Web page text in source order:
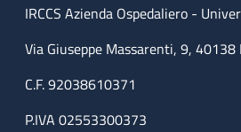
IRCCS Azienda Ospedaliero -
Via Giuseppe Massarenti, 9, 40138
C.F. 92038610371
P.IVA 02553300373